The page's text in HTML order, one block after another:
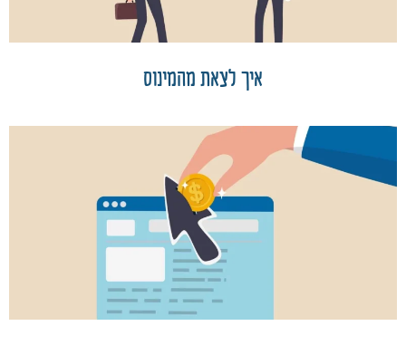
איך לצאת מהמינוס